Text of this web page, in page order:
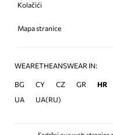
Kolačići
Mapa stranice
WEARETHEANSWEAR IN:
BG CY CZ GR HR
UA
UA(RU)